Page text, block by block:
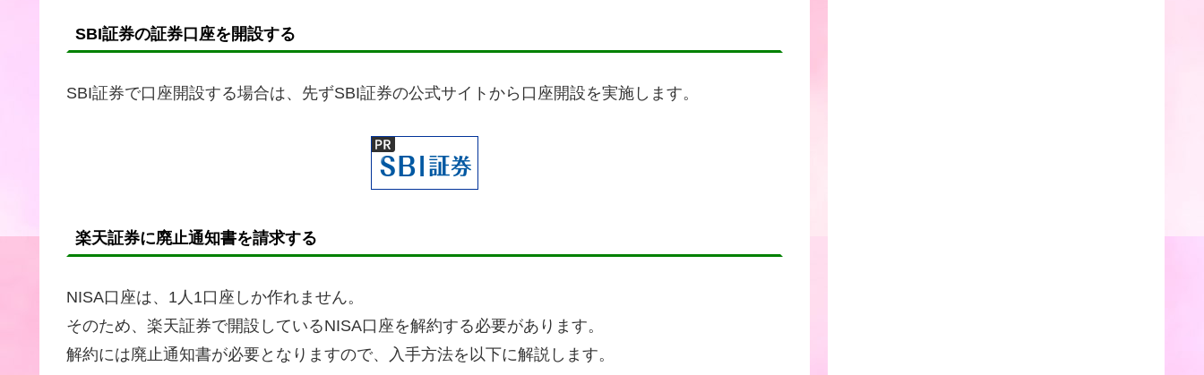
SBI証券の証券口座を開設する
SBI証券で口座開設する場合は、先ずSBI証券の公式サイトから口座開設を実施します。
楽天証券に廃止通知書を請求する
NISA口座は、1人1口座しか作れません。
そのため、楽天証券で開設しているNISA口座を解約する必要があります。
解約には廃止通知書が必要となりますので、入手方法を以下に解説します。